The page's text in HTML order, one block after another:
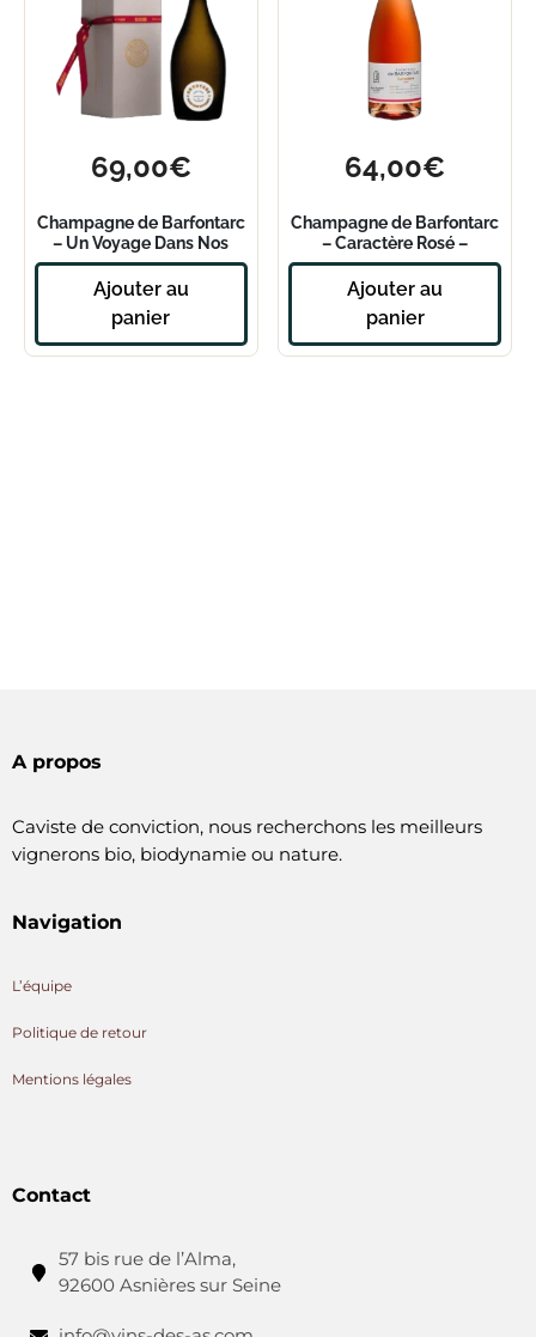
69,00€
Champagne de Barfontarc
– Un Voyage Dans Nos
Côteaux
Ajouter au
panier
64,00€
Champagne de Barfontarc
– Caractère Rosé –
Magnum
Ajouter au
panier
A propos
Caviste de conviction, nous recherchons les meilleurs
vignerons bio, biodynamie ou nature.
Navigation
L’équipe
Politique de retour
Mentions légales
Contact
57 bis rue de l’Alma,
92600 Asnières sur Seine